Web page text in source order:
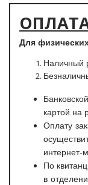
Для
Наличный
картой на
Оплату
интернет-
По
в